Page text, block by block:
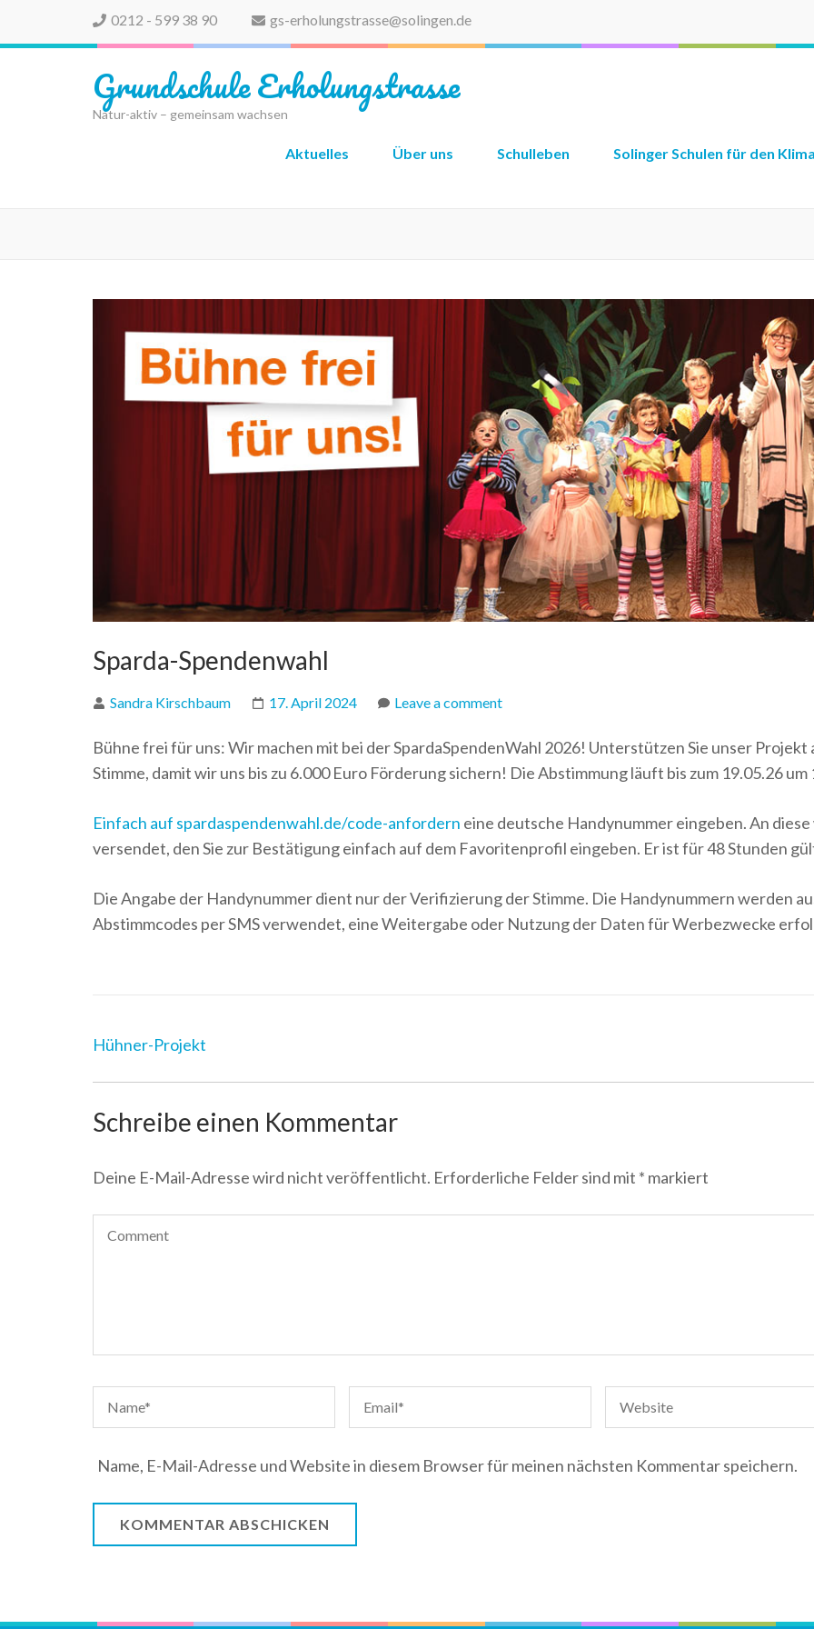
0212 - 599 38 90 gs-erholungstrasse@solingen.de
Grundschule Erholungstrasse
Natur-aktiv – gemeinsam wachsen
Aktuelles Über uns Schulleben Solinger Schulen für den
Sparda-Spendenwahl
Sandra Kirschbaum 17. April 2024 Leave a comment
Bühne frei für uns: Wir machen mit bei der SpardaSpendenWahl 2026! Unterstützen Sie unser Projekt
Stimme, damit wir uns bis zu 6.000 Euro Förderung sichern! Die Abstimmung läuft bis zum 19.05.26 um
Einfach auf spardaspendenwahl.de/code-anfordern eine deutsche Handynummer eingeben. An
versendet, den Sie zur Bestätigung einfach auf dem Favoriten­profil eingeben. Er ist für 48 Stunden
Die Angabe der Handynummer dient nur der Verifizierung der Stimme. Die Handynummern werden
Abstimmcodes per SMS verwendet, eine Weitergabe oder Nutzung der Daten für Werbezwecke
Post
Hühner-Projekt
Schreibe einen Kommentar
Deine E-Mail-Adresse wird nicht veröffentlicht. Erforderliche Felder sind mit * markiert
Name, E-Mail-Adresse und Website in diesem Browser für meinen nächsten Kommentar speichern.